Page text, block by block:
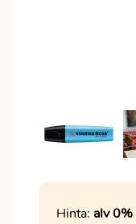
Hinta: alv 0%